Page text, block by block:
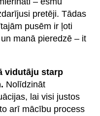
pretēji. Tādas
pusēm ir ļoti
manā pieredzē – it
vidutāju starp
Nolīdzināt
lai visi justos
arī mācību process